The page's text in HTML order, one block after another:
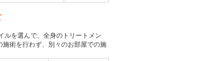
ルを選んで、全身のトリートメン
施術を行わず、別々のお部屋での施